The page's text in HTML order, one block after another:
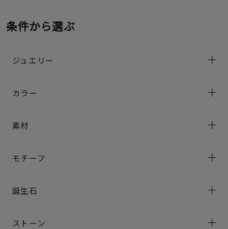
条件から選ぶ
ジュエリー
カラー
素材
モチーフ
誕生石
ストーン